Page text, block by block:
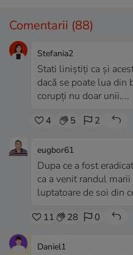
Comentarii (88)
Stefania2
Stati liniștiți ca și
dacă se poate lua din
corupți nu doar unii....
4 5 2
eugbor61
Dupa ce a fost
ca a venit randul marii
luptatoare de soi din
11 28 0
Daniel1